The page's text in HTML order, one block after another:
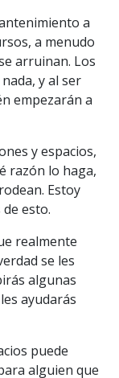
a
a menudo
arruinan. Los
y al ser
empezarán a
y espacios,
razón lo haga,
Estoy
esto.
realmente
se les
algunas
ayudarás
puede
alguien que